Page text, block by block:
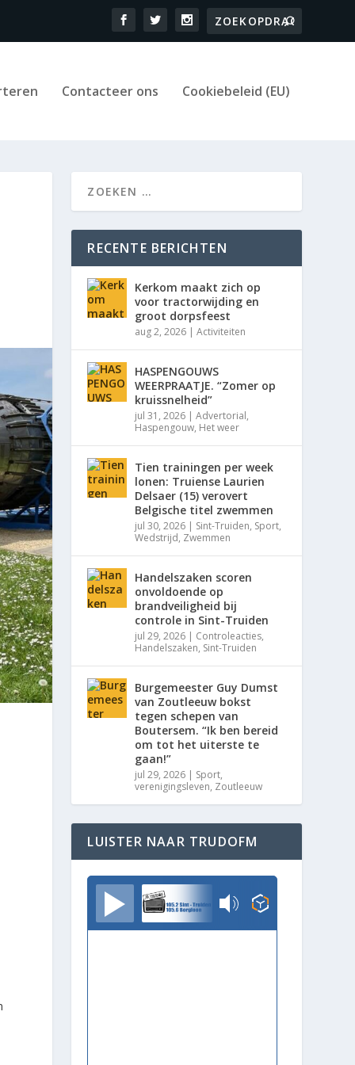
Contacteer ons Cookiebeleid (EU)
RECENTE BERICHTEN
Kerkom maakt zich op
voor tractorwijding en
groot dorpsfeest
aug 2, 2026 |Activiteiten
HASPENGOUWS
WEERPRAATJE. “Zomer op
kruissnelheid”
jul 31, 2026 |Advertorial,
Haspengouw, Het weer
Tien trainingen per week
lonen: Truiense Laurien
Delsaer (15) verovert
Belgische titel zwemmen
jul 30, 2026 | Sint-Truiden, Sport,
Wedstrijd, Zwemmen
Handelszaken scoren
onvoldoende op
brandveiligheid bij
controle in Sint-Truiden
jul 29, 2026 | Controleacties,
Handelszaken, Sint-Truiden
Burgemeester Guy Dumst
van Zoutleeuw bokst
tegen schepen van
Boutersem. “Ik ben bereid
om tot het uiterste te
gaan!”
jul 29, 2026 | Sport,
verenigingsleven, Zoutleeuw
LUISTER NAAR TRUDOFM
TrudoFM